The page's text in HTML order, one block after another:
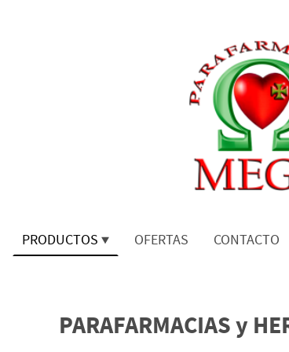
PRODUCTOS OFERTAS CONTACTO
PARAFARMACIAS y